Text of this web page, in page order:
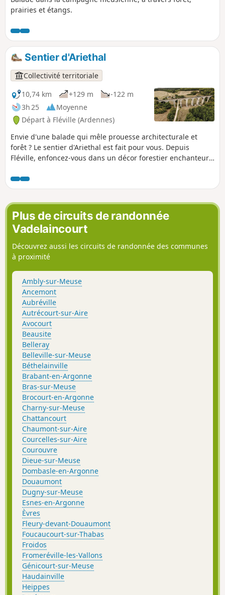
prairies et étangs.
Sentier d'Ariethal
Collectivité territoriale
10,74 km
+129 m
-122 m
3h 25
Moyenne
Départ à Fléville (Ardennes)
Envie d'une balade qui mêle prouesse architecturale et
forêt ? Le sentier d'Ariethal est fait pour vous. Depuis
Fléville, enfoncez-vous dans un décor forestier enchanteur
dans son écrin de verdure, le Viaduc d'Ariethal. Ce parcours
vous invitera aussi à entrer dans la plantation mémorielle
dédiée à la Big Red One, hommage vivant et végétal qui lie
cette terre à l'histoire.
Plus de circuits de randonnée
Vadelaincourt
Découvrez aussi les circuits de randonnée des communes
à proximité
Ambly-sur-Meuse
Ancemont
Aubréville
Autrécourt-sur-Aire
Avocourt
Beausite
Belleray
Belleville-sur-Meuse
Béthelainville
Brabant-en-Argonne
Bras-sur-Meuse
Brocourt-en-Argonne
Charny-sur-Meuse
Chattancourt
Chaumont-sur-Aire
Courcelles-sur-Aire
Courouvre
Dieue-sur-Meuse
Dombasle-en-Argonne
Douaumont
Dugny-sur-Meuse
Esnes-en-Argonne
Èvres
Fleury-devant-Douaumont
Foucaucourt-sur-Thabas
Froidos
Fromeréville-les-Vallons
Génicourt-sur-Meuse
Haudainville
Heippes